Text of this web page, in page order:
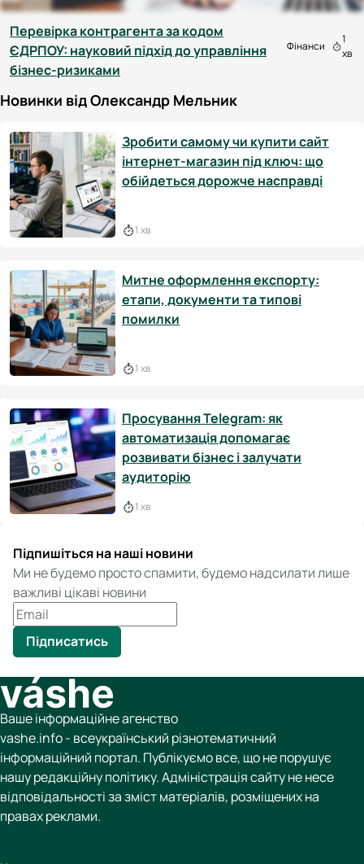
Перевірка контрагента за кодом
ЄДРПОУ: науковий підхід до управління
бізнес-ризиками
Фінанси
1
хв
Новинки від Олександр Мельник
Зробити самому чи купити сайт
інтернет-магазин під ключ: що
обійдеться дорожче насправді
1 хв
Митне оформлення експорту:
етапи, документи та типові
помилки
1 хв
Просування Telegram: як
автоматизація допомагає
розвивати бізнес і залучати
аудиторію
1 хв
Підпишіться на наші новини
Ми не будемо просто спамити, будемо надсилати лише
важливі цікаві новини
Підписатись
Ваше інформаційне агенство
vashe.info - всеукраїнський різнотематичний
інформаційний портал. Публікуємо все, що не порушує
нашу редакційну політику. Адміністрація сайту не несе
відповідальності за зміст матеріалів, розміщених на
правах реклами.